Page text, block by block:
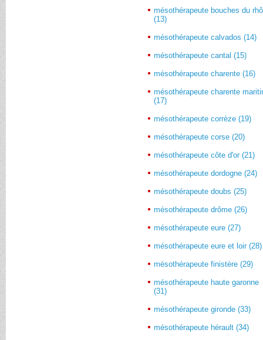
mésothérapeute bouches du
(13)
mésothérapeute calvados (14)
mésothérapeute cantal (15)
mésothérapeute charente (16)
mésothérapeute charente
(17)
mésothérapeute corrèze (19)
mésothérapeute corse (20)
mésothérapeute côte d'or (21)
mésothérapeute dordogne (24)
mésothérapeute doubs (25)
mésothérapeute drôme (26)
mésothérapeute eure (27)
mésothérapeute eure et loir (28)
mésothérapeute finistère (29)
mésothérapeute haute garonne
(31)
mésothérapeute gironde (33)
mésothérapeute hérault (34)